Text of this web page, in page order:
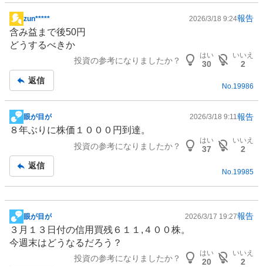
掲
示
板
zun***** 2026/3/18 9:24報告
含み益まで後50円
どうするべきか
投資の参考になりましたか？
はい
30
いいえ
2
返信
No.19986
掲
示
事
眼が目が 2026/3/18 9:11報告
８年ぶりに株価１０００円到達。
投資の参考になりましたか？
はい
37
いいえ
2
返信
No. 19985
掲
示
板
眼が目が 2026/3/17 19:27報告
３月１３日付の信用買残６１１,４００株。
今週末はどうなるだろう？
投資の参考になりましたか？
はい
20
いいえ
2